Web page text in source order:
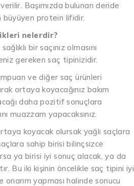
Başımızda bulunan deride
büyüyen protein lifidir.
nelerdir?
bir saçınız olmasını
gereken saç tipinizidir.
ve diğer saç ürünleri
ortaya koyacağınız bakım
daha pozitif sonuçlara
muazzam yapacaksınız.
koyacak olursak yağlı saçlara
sahip birisi bilinçsizce
ya birisi iyi sonuç alacak, ya da
Bu iki kişinin öncelikle saç tipini iyi
yapması halinde sonucu